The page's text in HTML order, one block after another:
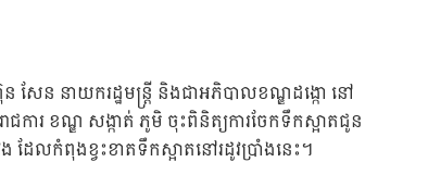
សែន នាយករដ្ឋមន្ត្រី និងជាអភិបាលខណ្ឌដង្កោ នៅ
ាជការ ខណ្ឌ សង្កាត់ ភូមិ ចុះពិនិត្យការចែកទឹកស្អាតជូន
ដែលកំពុងខ្វះខាតទឹកស្អាតនៅរដូវប្រាំងនេះ។